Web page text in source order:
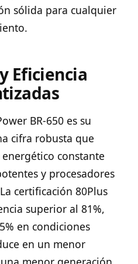
sólida para cualquier
Eficiencia
BR-650 es su
cifra robusta que
constante
y procesadores
certificación 80Plus
superior al 81%,
en condiciones
en un menor